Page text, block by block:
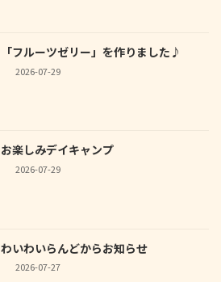
「フルーツゼリー」を作りました♪
2026-07-29
お楽しみデイキャンプ
2026-07-29
わいわいらんどからお知らせ
2026-07-27